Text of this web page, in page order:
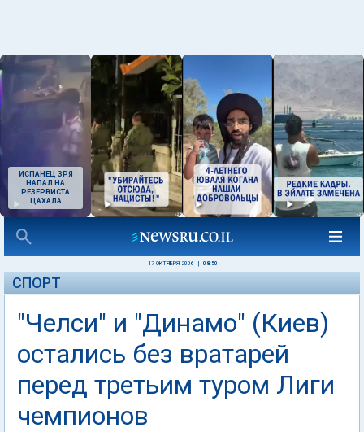
ИСПАНЕЦ ЗРЯ
НАПАЛ НА
РЕЗЕРВИСТА
ЦАХАЛА
17 ОКТЯБРЯ 2006 08:50
СПОРТ
"Челси" и "Динамо" (Киев)
остались без вратарей
перед третьим туром Лиги
чемпионов